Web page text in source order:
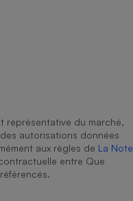
représentative du marché,
autorisations données
aux règles de La Note
entre Que